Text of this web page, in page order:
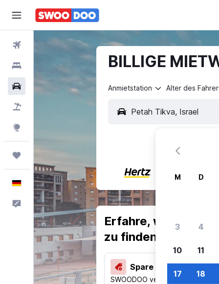
Mietwagen
Deutsch
Feedback
BILLIGE
Anmietstation Alter des
Erfahre, warum
zu finden.
Spare 40 % und mehr
SWOODOO vergleicht Preise
M D
3 4
10 11
17 18